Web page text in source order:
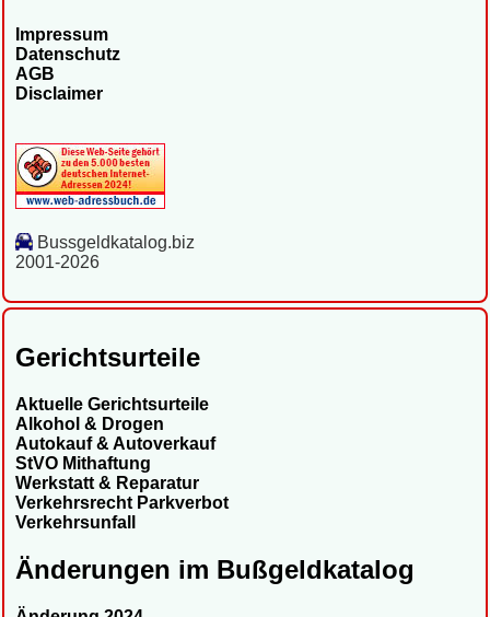
Impressum
Datenschutz
AGB
Disclaimer
Bussgeldkatalog.biz
2001-2026
Gerichtsurteile
Aktuelle Gerichtsurteile
Alkohol & Drogen
Autokauf & Autoverkauf
StVO Mithaftung
Werkstatt & Reparatur
Verkehrsrecht Parkverbot
Verkehrsunfall
Änderungen im Bußgeldkatalog